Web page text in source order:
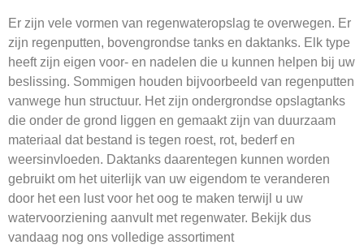
Er zijn vele vormen van regenwateropslag te overwegen. Er
zijn regenputten, bovengrondse tanks en daktanks. Elk type
heeft zijn eigen voor- en nadelen die u kunnen helpen bij uw
beslissing. Sommigen houden bijvoorbeeld van regenputten
vanwege hun structuur. Het zijn ondergrondse opslagtanks
die onder de grond liggen en gemaakt zijn van duurzaam
materiaal dat bestand is tegen roest, rot, bederf en
weersinvloeden. Daktanks daarentegen kunnen worden
gebruikt om het uiterlijk van uw eigendom te veranderen
door het een lust voor het oog te maken terwijl u uw
watervoorziening aanvult met regenwater. Bekijk dus
vandaag nog ons volledige assortiment